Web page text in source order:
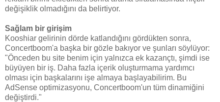
değişiklik olmadığını da belirtiyor.
Sağlam bir girişim
Kooshiar gelirinin dörde katlandığını gördükten sonra,
Concertboom'a başka bir gözle bakıyor ve şunları söylüyor:
"Önceden bu site benim için yalnızca ek kazançtı, şimdi ise
büyüyen bir iş. Daha fazla içerik oluşturmama yardımcı
olması için başkalarını işe almaya başlayabilirim. Bu
AdSense optimizasyonu, Concertboom'un tüm dinamiğini
değiştirdi."